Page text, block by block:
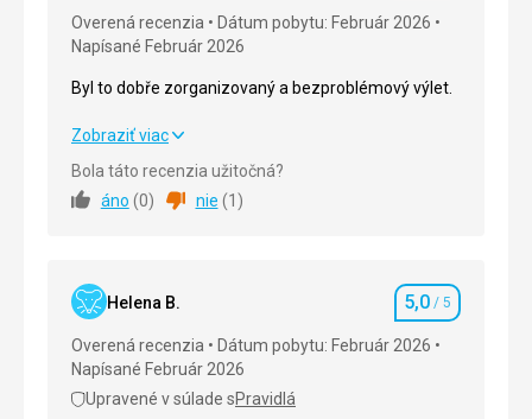
Overená recenzia
Dátum pobytu: Február 2026
Napísané Február 2026
Byl to dobře zorganizovaný a bezproblémový výlet.
Byl to dobře zorganizovaný a bezproblémový výlet.
Strava
Služby 5,0/ 5
Cena
Zobraziť viac
Bola táto recenzia užitočná?
áno (0) nie (1 )
Helena B. Hodnotenie
5,0 / 5
Overená recenzia
Dátum pobytu: Február 2026
Napísané Február 2026
Upravené v súlade sPravidlá